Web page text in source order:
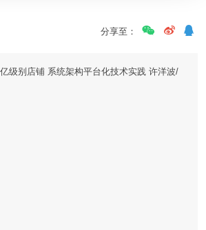
分享至：
级别店铺 系统架构平台化技术实践 许洋波/